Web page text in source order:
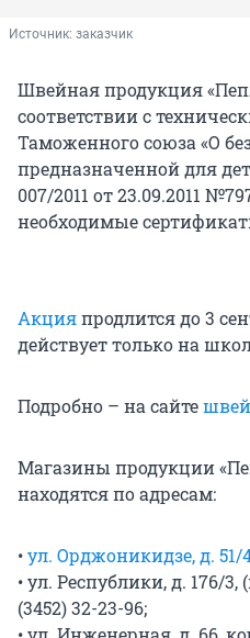
Источник: заказчик
Швейная продукция
соответствии с
Таможенного союза «О
предназначенной для
007/2011 от 23.09.2011
необходимые
Акцияпродлится до 3
действует только на
Подробно – на сайте
Магазины продукции
находятся по адресам:
•ул. Орджоникидзе, д. 51/
• ул. Республики, д. 176/3,
(3452) 32-23-96;